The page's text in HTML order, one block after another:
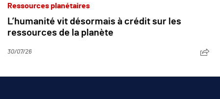
Ressources planétaires
L’humanité vit désormais à crédit sur les
ressources de la planète
30/07/26